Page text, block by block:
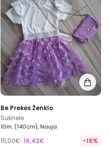
Be Prekės Ženklo
Suknelė
10m. (140cm), Nauja
15,00€ 16,42€ -16%